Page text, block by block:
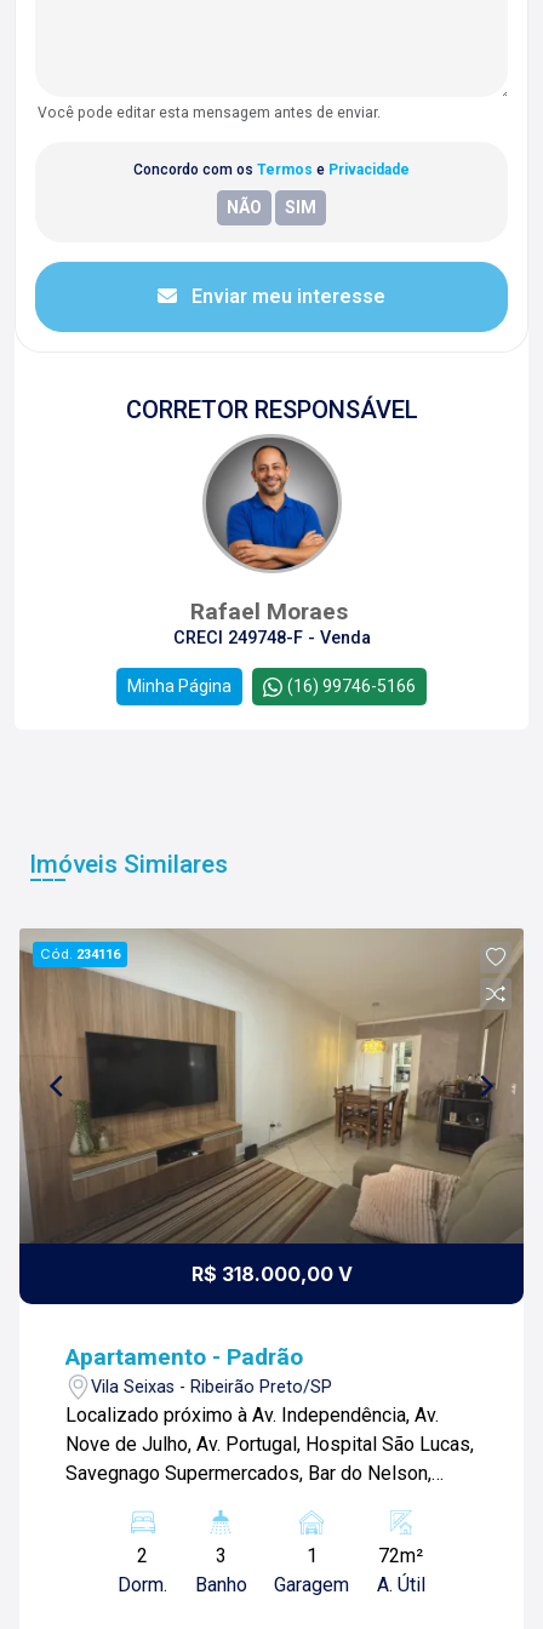
Você pode editar esta mensagem antes de enviar.
Concordo com os Termos e Privacidade
Enviar meu interesse
CORRETOR RESPONSÁVEL
Rafael Moraes
CRECI 249748-F - Venda
Minha Página (16) 99746-5166
Imóveis Similares
Cód. 234116
R$ 318.000,00 V
Apartamento - Padrão
Vila Seixas - Ribeirão Preto/SP
Localizado próximo à Av. Independência, Av.
Nove de Julho, Av. Portugal, Hospital São Lucas,
Savegnago Supermercados, Bar do Nelson,
Úrsula e diversos comércios. Apartamento de
72m² com: -02 quartos sendo 01 suíte; -01
banheiro social; -01 banheiro de serviço; -Sala
2
Dorm.
3
Banho
1
Garagem
72m²
A. Útil